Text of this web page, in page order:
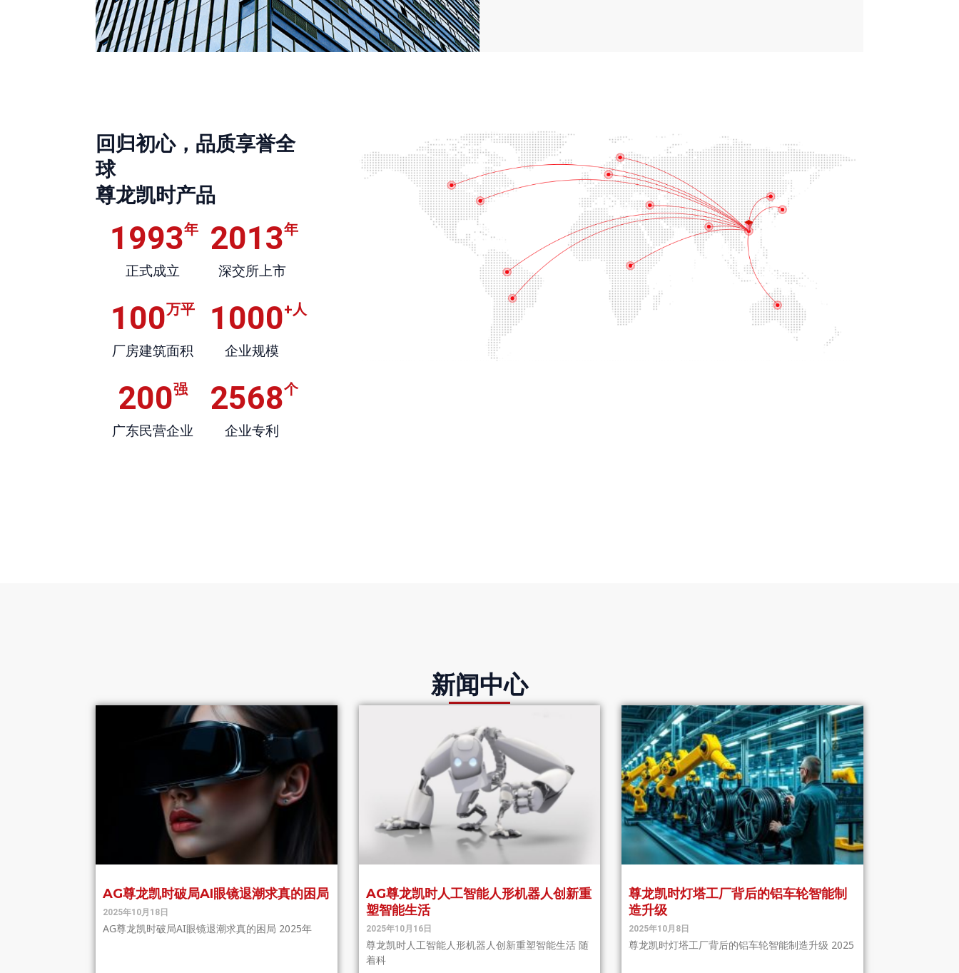
回归初心，品质享誉全
球
尊龙凯时产品
正式成立
1993年
深交所上市
2013年
厂房建筑面积
100万平
企业规模
1000+人
广东民营企业
200强
企业专利
2568个
新闻中心
AG尊龙凯时破局AI眼镜退潮求真的困局
2025年10月18日
AG尊龙凯时破局AI眼镜退潮求真的困局 2025年
AG尊龙凯时人工智能人形机器人创新重
塑智能生活
2025年10月16日
尊龙凯时人工智能人形机器人创新重塑智能生活 随
着科
尊龙凯时灯塔工厂背后的铝车轮智能制
造升级
2025年10月8日
尊龙凯时灯塔工厂背后的铝车轮智能制造升级 2025